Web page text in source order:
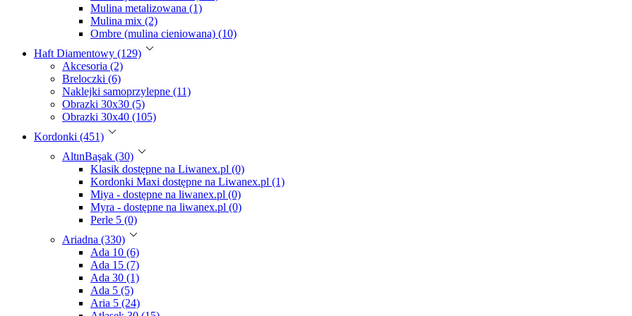
Mulina metalizowana (1)
Mulina mix (2)
Ombre (mulina cieniowana) (10)
Haft Diamentowy (129)
Akcesoria (2)
Breloczki (6)
Naklejki samoprzylepne (11)
Obrazki 30x30 (5)
Obrazki 30x40 (105)
Kordonki (451)
AltınBaşak (30)
Klasik dostępne na Liwanex.pl (0)
Kordonki Maxi dostępne na Liwanex.pl (1)
Miya - dostępne na liwanex.pl (0)
Myra - dostępne na liwanex.pl (0)
Perle 5 (0)
Ariadna (330)
Ada 10 (6)
Ada 15 (7)
Ada 30 (1)
Ada 5 (5)
Aria 5 (24)